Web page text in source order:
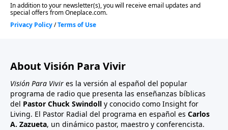
About Visión Para Vivir
Visión Para Vivir es la versión al español del popular
programa de radio que presenta las enseñanzas bíblicas
del Pastor Chuck Swindoll y conocido como Insight for
Living. El Pastor Radial del programa en español es Carlos
A. Zazueta, un dinámico pastor, maestro y conferencista.